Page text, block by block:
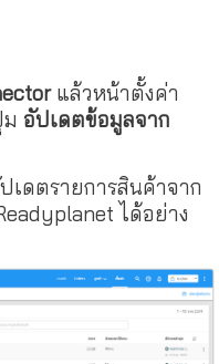
แล้วหน้าตั้งค่า
มอัปเดตข้อมูลจาก
ดตรายการสินค้าจาก
ได้อย่าง